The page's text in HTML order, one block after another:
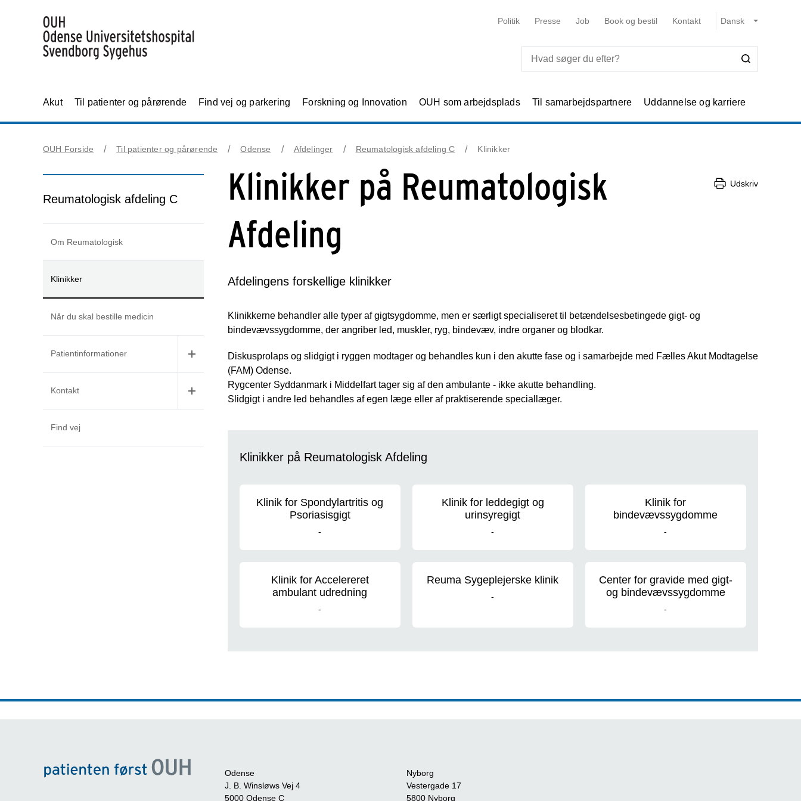
Politik Presse Job Book og bestil Kontakt
Akut Til patienter og pårørende Find vej og parkering Forskning og Innovation OUH som arbejdsplads Til samarbejdspartnere Uddannelse og karriere
OUH Forside Til patienter og pårørende Odense Afdelinger Reumatologisk afdeling C Klinikker
Reumatologisk afdeling C
Om Reumatologisk
Klinikker
Når du skal bestille medicin
Patientinformationer
Kontakt
Find vej
Klinikker på Reumatologisk
Afdeling
Udskriv
Afdelingens forskellige klinikker
Klinikkerne behandler alle typer af gigtsygdomme, men er særligt specialiseret til betændelsesbetingede gigt- og
bindevævssygdomme, der angriber led, muskler, ryg, bindevæv, indre organer og blodkar.
Diskusprolaps og slidgigt i ryggen modtager og behandles kun i den akutte fase og i samarbejde med Fælles Akut Modtagelse
(FAM) Odense.
Rygcenter Syddanmark i Middelfart tager sig af den ambulante - ikke akutte behandling.
Slidgigt i andre led behandles af egen læge eller af praktiserende speciallæger.
Klinikker på Reumatologisk Afdeling
Klinik for Spondylartritis og
Psoriasisgigt
-
Klinik for leddegigt og
urinsyregigt
-
Klinik for
bindevævssygdomme
-
Klinik for Accelereret
ambulant udredning
-
Reuma Sygeplejerske klinik
-
Center for gravide med gigt-
og bindevævssygdomme
-
Odense
J. B. Winsløws Vej 4
5000 Odense C
Nyborg
Vestergade 17
5800 Nyborg